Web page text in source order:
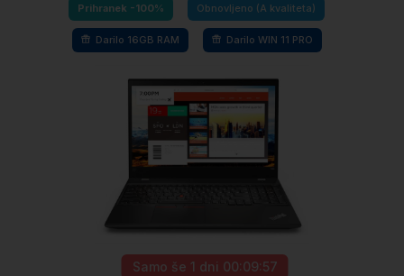
Prihranek -100% Obnovljeno (A kvaliteta)
Darilo 16GB RAM Darilo WIN 11 PRO
Samo še 1 dni 00:09:57